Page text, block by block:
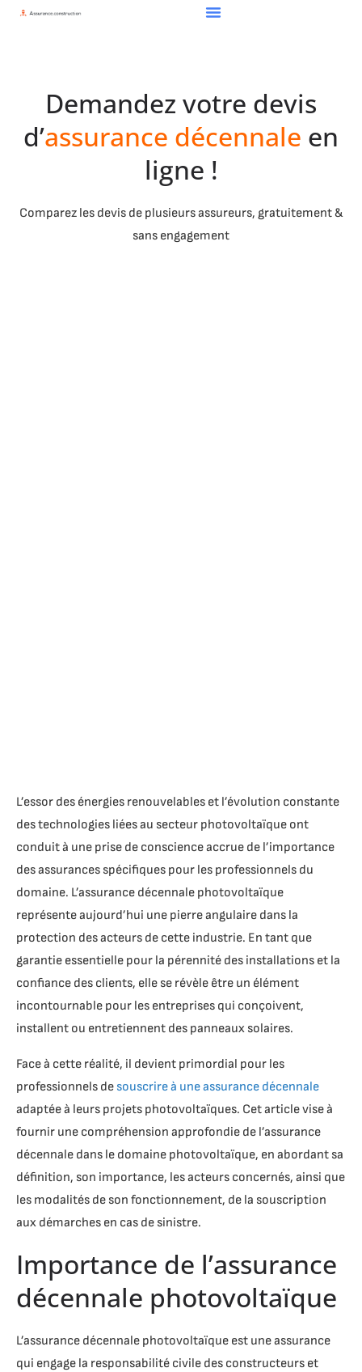
Demandez votre devis
d’assurance décennale en
ligne !
Comparez les devis de plusieurs assureurs, gratuitement &
sans engagement
L’essor des énergies renouvelables et l’évolution constante
des technologies liées au secteur photovoltaïque ont
conduit à une prise de conscience accrue de l’importance
des assurances spécifiques pour les professionnels du
domaine. L’assurance décennale photovoltaïque
représente aujourd’hui une pierre angulaire dans la
protection des acteurs de cette industrie. En tant que
garantie essentielle pour la pérennité des installations et la
confiance des clients, elle se révèle être un élément
incontournable pour les entreprises qui conçoivent,
installent ou entretiennent des panneaux solaires.
Face à cette réalité, il devient primordial pour les
professionnels de souscrire à une assurance décennale
adaptée à leurs projets photovoltaïques. Cet article vise à
fournir une compréhension approfondie de l’assurance
décennale dans le domaine photovoltaïque, en abordant sa
définition, son importance, les acteurs concernés, ainsi que
les modalités de son fonctionnement, de la souscription
aux démarches en cas de sinistre.
Importance de l’assurance
décennale photovoltaïque
L’assurance décennale photovoltaïque est une assurance
qui engage la responsabilité civile des constructeurs et